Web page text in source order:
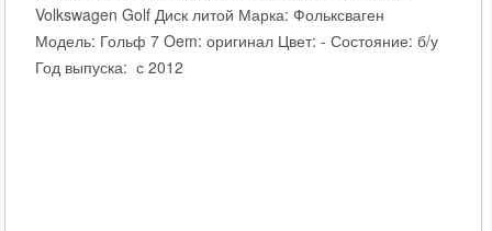
Volkswagen Golf Диск литой Марка: Фольксваген
Модель: Гольф 7 Oem: оригинал Цвет: - Состояние: б/у
Год выпуска: с 2012